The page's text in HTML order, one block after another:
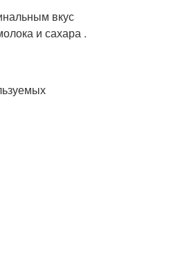
вкус
и сахара .